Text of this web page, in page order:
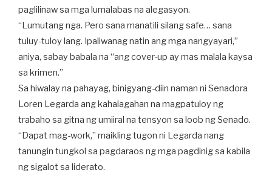
paglilinaw sa mga lumalabas na alegasyon.
“Lumutang nga. Pero sana manatili silang safe… sana
tuluy-tuloy lang. Ipaliwanag natin ang mga nangyayari,”
aniya, sabay babala na “ang cover-up ay mas malala kaysa
sa krimen.”
Sa hiwalay na pahayag, binigyang-diin naman ni Senadora
Loren Legarda ang kahalagahan na magpatuloy ng
trabaho sa gitna ng umiiral na tensyon sa loob ng Senado.
“Dapat mag-work,” maikling tugon ni Legarda nang
tanungin tungkol sa pagdaraos ng mga pagdinig sa kabila
ng sigalot sa liderato.